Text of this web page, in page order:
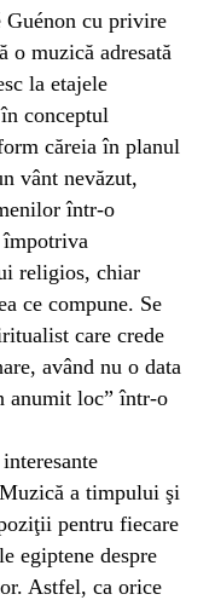
Guénon cu privire
o muzică adresată
la etajele
conceptul
căreia în planul
vânt nevăzut,
într-o
împotriva
religios, chiar
ce compune. Se
care crede
având nu o data
anumit loc” într-o
a timpului şi
pentru fiecare
egiptene despre
Astfel, ca orice